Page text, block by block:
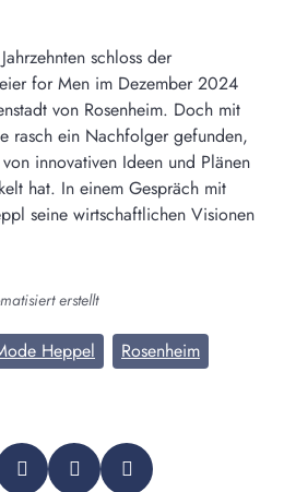
schloss der
for Men im Dezember 2024
von Rosenheim. Doch mit
rasch ein Nachfolger gefunden,
innovativen Ideen und Plänen
hat. In einem Gespräch mit
seine wirtschaftlichen Visionen
erstellt
Heppel
Rosenheim